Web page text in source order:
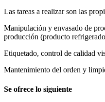
Las tareas a realizar son las
Manipulación y envasado de
producción (producto
Etiquetado, control de calidad
Mantenimiento del orden y
Se ofrece lo siguiente